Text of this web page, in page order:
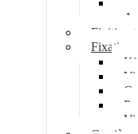
Finition
Fixation